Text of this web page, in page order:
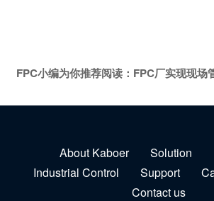
FPC小编为你推荐阅读： FPC厂实现现场
About Kaboer Solution
Industrial Control
Support
Contact us